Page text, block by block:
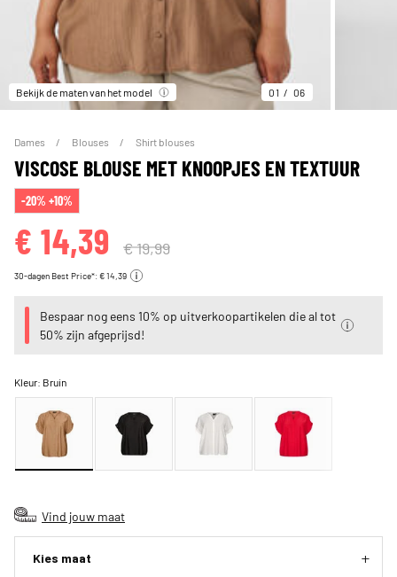
Bekijk de maten van het model 01 06
Dames Blouses Shirt blouses
VISCOSE BLOUSE MET KNOOPJES EN TEXTUUR
-20% +10%
€ 14,39 € 19,99
30-dagen Best Price*: € 14,39
Bespaar nog eens 10% op uitverkoopartikelen die al tot
50% zijn afgeprijsd!
Kleur: Bruin
Vind jouw maat
Kies maat